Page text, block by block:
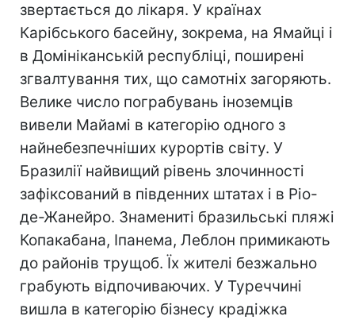
звертається до лікаря. У країнах
Карібського басейну, зокрема, на Ямайці і
в Домініканській республіці, поширені
згвалтування тих, що самотніх загоряють.
Велике число пограбувань іноземців
вивели Майамі в категорію одного з
найнебезпечніших курортів світу. У
Бразилії найвищий рівень злочинності
зафіксований в південних штатах і в Ріо-
де-Жанейро. Знамениті бразильські пляжі
Копакабана, Іпанема, Леблон примикають
до районів трущоб. Їх жителі безжально
грабують відпочиваючих. У Туреччині
вишла в категорію бізнесу крадіжка